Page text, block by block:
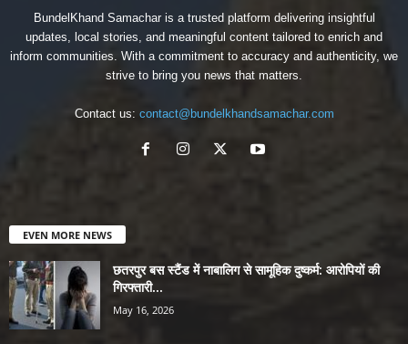
BundelKhand Samachar is a trusted platform delivering insightful
updates, local stories, and meaningful content tailored to enrich and
inform communities. With a commitment to accuracy and authenticity, we
strive to bring you news that matters.
Contact us: contact@bundelkhandsamachar.com
EVEN MORE NEWS
छतरपुर बस स्टैंड में नाबालिग से सामूहिक दुष्कर्म: आरोपियों की
गिरफ्तारी...
May 16, 2026